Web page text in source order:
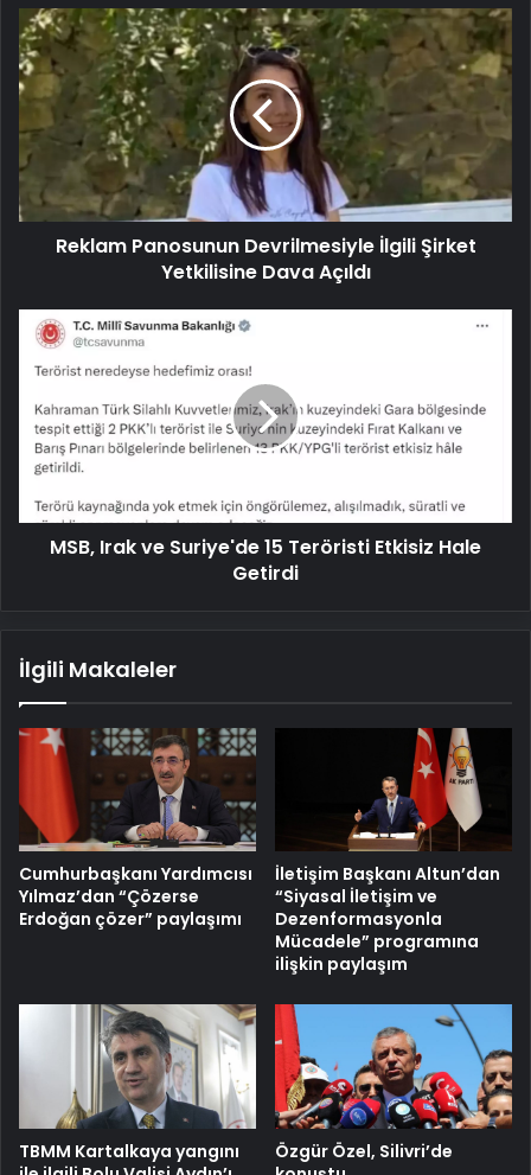
Reklam
Panosunun
Devrilmesiyle
İlgili
Şirket
Yetkilisine
Dava
Açıldı
Reklam Panosunun Devrilmesiyle İlgili Şirket
Yetkilisine Dava Açıldı
MSB,
Irak
ve
Teröristi
Etkisiz
Getirdi
MSB, Irak ve Suriye'de 15 Teröristi Etkisiz Hale
Getirdi
İlgili Makaleler
Cumhurbaşkanı Yardımcısı
Yılmaz’dan “Çözerse
Erdoğan çözer” paylaşımı
İletişim Başkanı Altun’dan
“Siyasal İletişim ve
Dezenformasyonla
Mücadele” programına
ilişkin paylaşım
TBMM Kartalkaya yangını
Özgür Özel, Silivri’de